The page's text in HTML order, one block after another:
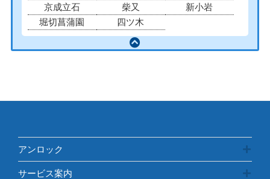
京成立石
柴又
新小岩
堀切菖蒲園
四ツ木
アンロック
サービス案内